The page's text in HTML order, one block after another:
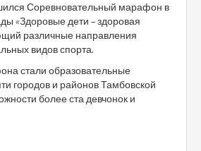
Соревновательный марафон в
«Здоровые дети – здоровая
различные направления
видов спорта.
стали образовательные
городов и районов Тамбовской
более ста девчонок и